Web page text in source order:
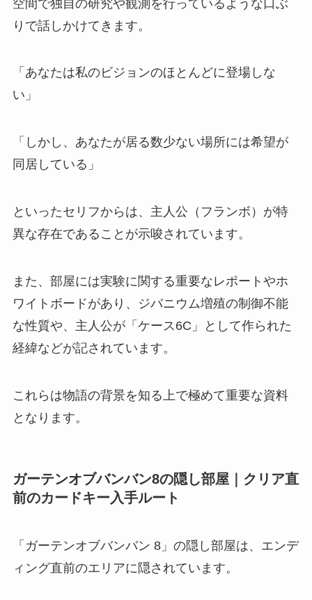
空間で独自の研究や観測を行っているような口ぶ
りで話しかけてきます。
「あなたは私のビジョンのほとんどに登場しな
い」
「しかし、あなたが居る数少ない場所には希望が
同居している」
といったセリフからは、主人公（フランボ）が特
異な存在であることが示唆されています。
また、部屋には実験に関する重要なレポートやホ
ワイトボードがあり、ジバニウム増殖の制御不能
な性質や、主人公が「ケース6C」として作られた
経緯などが記されています。
これらは物語の背景を知る上で極めて重要な資料
となります。
ガーテンオブバンバン8の隠し部屋｜クリア直
前のカードキー入手ルート
「ガーテンオブバンバン 8」の隠し部屋は、エンデ
ィング直前のエリアに隠されています。